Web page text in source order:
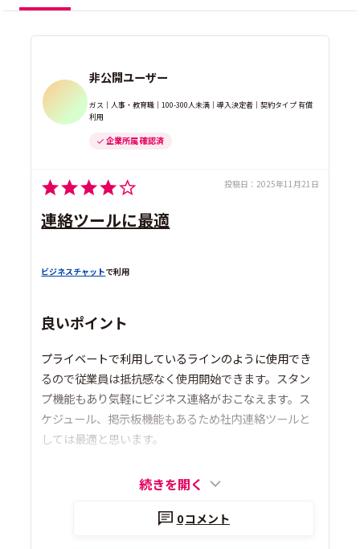
非公開ユーザー
ガス｜人事・教育職｜100-300人未満｜導入決定者｜契約タイプ 有償
利用
企業所属 確認済
投稿日： 2025年11月21日
連絡ツールに最適
ビジネスチャットで利用
良いポイント
プライベートで利用しているラインのように使用でき
るので従業員は抵抗感なく使用開始できます。スタン
プ機能もあり気軽にビジネス連絡がおこなえます。ス
ケジュール、掲示板機能もあるため社内連絡ツールと
しては最適と思います。
続きを開く
0コメント